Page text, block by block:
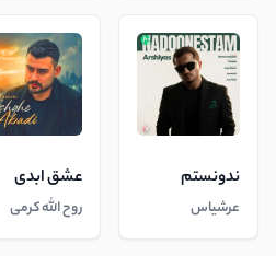
ندونستم
عرشیاس
عشق ابدی
روح الله کرمی